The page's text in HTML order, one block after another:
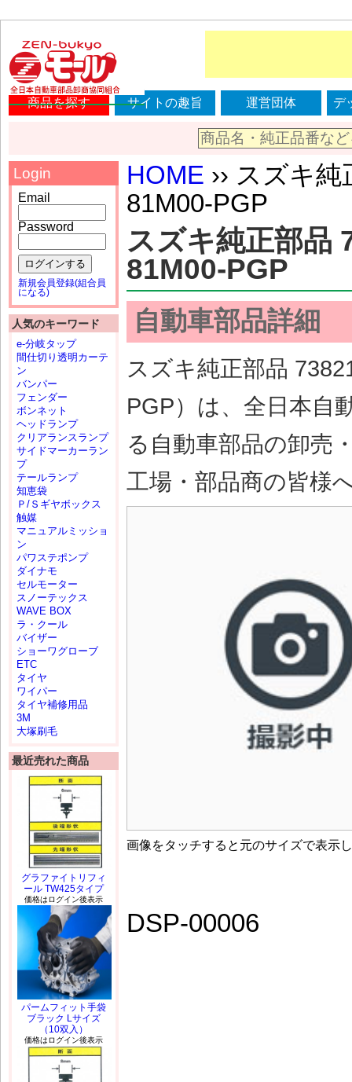
商品を探す サイトの趣旨 運営団体 デ
HOME ›› スズキ
81M00-PGP
スズキ純正部品
81M00-PGP
自動車部品詳細
スズキ純正部品
PGP）は、全日本自
る自動車部品の卸売
工場・部品商の皆様
画像をタッチすると元のサイズで表示
DSP-00006
Login
Email
Password
ログインする
新規会員登録(組合員
になる)
人気のキーワード
e-分岐タップ
間仕切り透明カーテ
ン
バンパー
フェンダー
ボンネット
ヘッドランプ
クリアランスランプ
サイドマーカーラン
プ
テールランプ
知恵袋
Ｐ/Ｓギヤボックス
触媒
マニュアルミッショ
ン
パワステポンプ
ダイナモ
セルモーター
スノーテックス
WAVE BOX
ラ・クール
バイザー
ショーワグローブ
ETC
タイヤ
ワイパー
タイヤ補修用品
3M
大塚刷毛
最近売れた商品
グラファイトリフィ
ール TW425タイプ
価格はログイン後表示
パームフィット手袋
ブラック Lサイズ
（10双入）
価格はログイン後表示